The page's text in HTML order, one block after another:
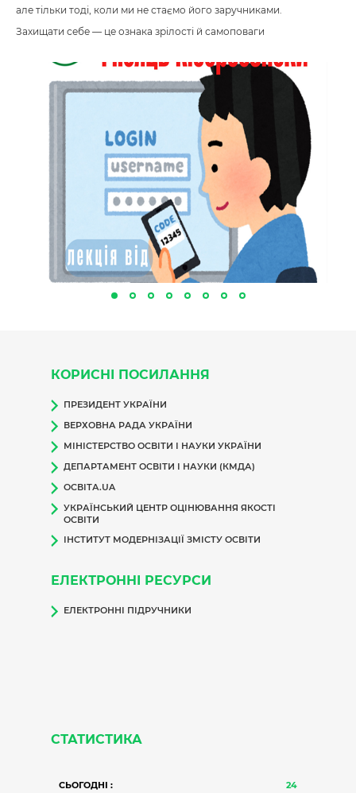
але тільки тоді, коли ми не стаємо його заручниками.
Захищати себе — це ознака зрілості й самоповаги
КОРИСНІ ПОСИЛАННЯ
ПРЕЗИДЕНТ УКРАЇНИ
ВЕРХОВНА РАДА УКРАЇНИ
МІНІСТЕРСТВО ОСВІТИ І НАУКИ УКРАЇНИ
ДЕПАРТАМЕНТ ОСВІТИ І НАУКИ (КМДА)
ОСВІТА.UA
УКРАЇНСЬКИЙ ЦЕНТР ОЦІНЮВАННЯ ЯКОСТІ
ОСВІТИ
ІНСТИТУТ МОДЕРНІЗАЦІЇ ЗМІСТУ ОСВІТИ
ЕЛЕКТРОННІ РЕСУРСИ
ЕЛЕКТРОННІ ПІДРУЧНИКИ
СТАТИСТИКА
СЬОГОДНІ : 24